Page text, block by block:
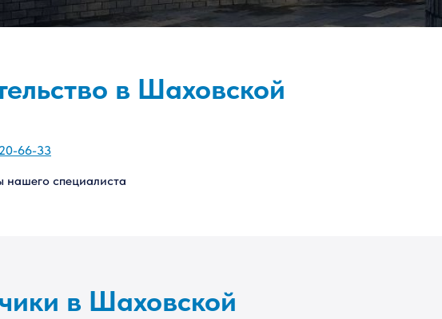
в Шаховской
66-33
нашего специалиста
в Шаховской